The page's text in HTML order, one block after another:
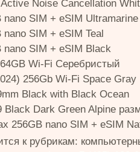
Noise Cancellation
nano SIM + eSIM Ultramarine
SIM + eSIM Teal
nano SIM + eSIM Black
Wi-Fi Серебристый
256Gb Wi-Fi Space Gray
Black with Black Ocean
Black Dark Green Alpine
256GB nano SIM + eSIM
к рубрикам: